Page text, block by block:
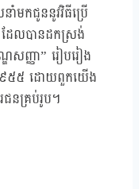
មកជូននូវវិធីប្រើ
ែលបានដកស្រង់
សញ្ញា” រៀបរៀង
៥៥ ដោយពួកយើង
នគ្រប់រូប។